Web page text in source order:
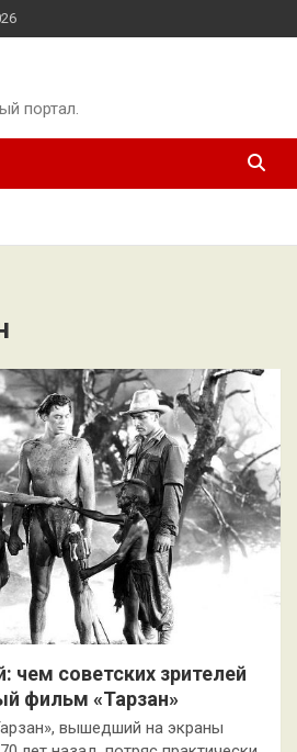
портал.
чем советских зрителей
фильм «Тарзан»
вышедший на экраны